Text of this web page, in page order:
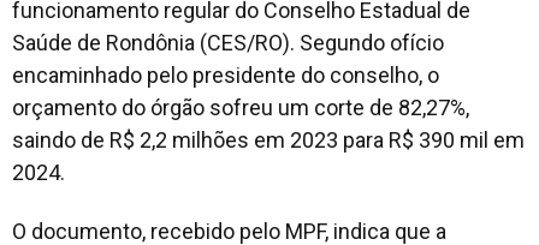
funcionamento regular do Conselho Estadual de
Saúde de Rondônia (CES/RO). Segundo ofício
encaminhado pelo presidente do conselho, o
orçamento do órgão sofreu um corte de 82,27%,
saindo de R$ 2,2 milhões em 2023 para R$ 390 mil em
2024.
O documento, recebido pelo MPF, indica que a